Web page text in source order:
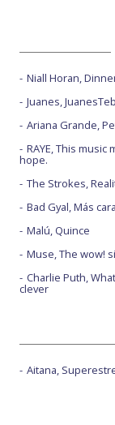
Niall Horan,
Juanes,
Ariana Grande,
RAYE, This music
hope.
The Strokes,
Bad Gyal, Más cara
Malú, Quince
Muse, The wow!
Charlie Puth,
clever
Aitana,